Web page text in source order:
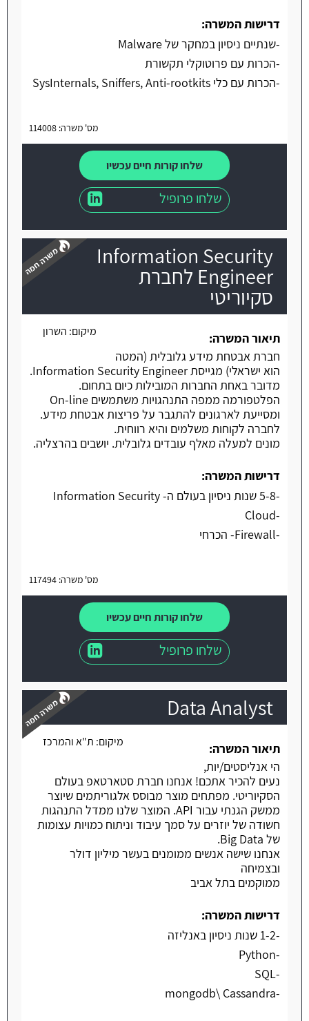
דרישות המשרה:
-שנתיים ניסיון במחקר של Malware
-הכרות עם פרוטוקלי תקשורת
-הכרות עם כלי SysInternals, Sniffers, Anti-rootkits
מס' משרה: 114008
שלחו קורות חיים עכשיו
שלחו פרופיל
Information Security
Engineer לחברת
סקיוריטי
משרה חמה
מיקום: השרון
תיאור המשרה:
חברת אבטחת מידע גלובלית (המטה
הוא ישראלי) מגייסת Information Security Engineer.
מדובר באחת החברות המובילות כיום בתחום.
הפלטפורמה ממפה התנהגויות משתמשים On-line
ומסייעת לארגונים להתגבר על פריצות אבטחת מידע.
לחברה לקוחות משלמים והיא רווחית.
מונים למעלה מאלף עובדים גלובלית. יושבים בהרצליה.
דרישות המשרה:
-5-8 שנות ניסיון בעולם ה- Information Security
-Cloud
-Firewall- הכרחי
מס' משרה: 117494
שלחו קורות חיים עכשיו
שלחו פרופיל
Data Analyst
מיקום: ת"א והמרכז
תיאור המשרה:
הי אנליסטים/יות,
נעים להכיר אתכם! אנחנו חברת סטארטאפ בעולם
הסקיוריטי. מפתחים מוצר מבוסס אלגוריתמים שיוצר
ממשק הגנתי עבור API. המוצר שלנו ממדל התנהגות
חשודה של יוזרים על סמך עיבוד וניתוח כמויות עצומות
של Big Data.
אנחנו שישה אנשים ממומנים בעשר מיליון דולר
ובצמיחה
ממוקמים בתל אביב
דרישות המשרה:
-1-2 שנות ניסיון באנליזה
-Python
-SQL
-mongodb\ Cassandra